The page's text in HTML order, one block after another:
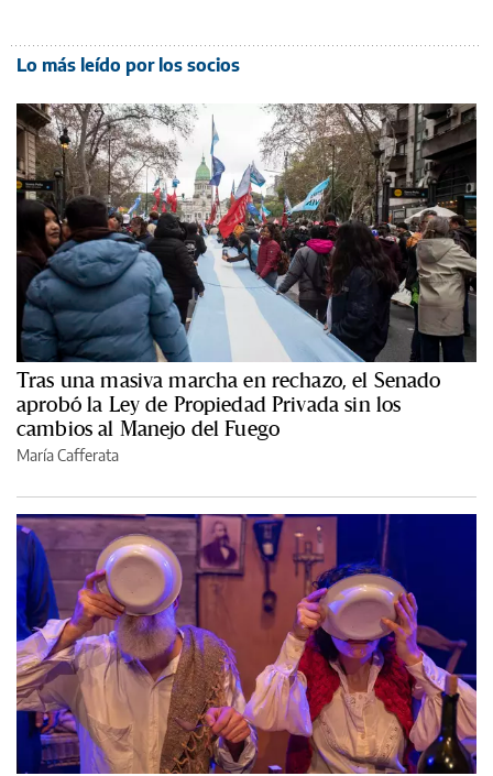
Lo más leído por los socios
Tras una masiva marcha en rechazo, el Senado
aprobó la Ley de Propiedad Privada sin los
cambios al Manejo del Fuego
María Cafferata